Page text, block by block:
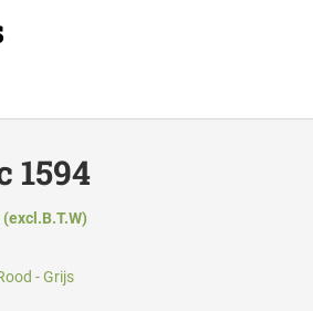
1594
- Grijs